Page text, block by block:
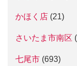
かほく店 (21)
さいたま市南区
七尾市 (693)